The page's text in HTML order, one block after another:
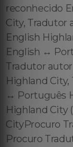
reconhecido
City, Tradutor
English
English ↔️
Tradutor
Highland
↔️ Português
Highland City
CityProcuro
Procuro